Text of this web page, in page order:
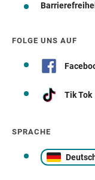
FOLGE UNS AUF
Tik Tok
SPRACHE